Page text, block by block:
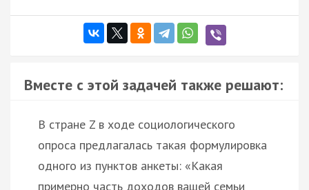
Вместе с этой задачей также решают:
В стране Z в ходе социологического
опроса предлагалась такая формулировка
одного из пунктов анкеты: «Какая
примерно часть доходов вашей семьи